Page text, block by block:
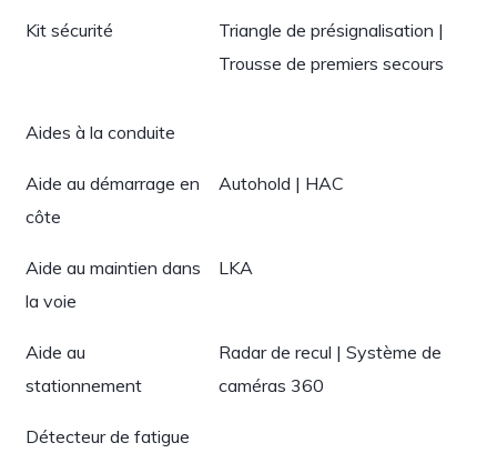
Kit sécurité
Triangle de présignalisation |
Trousse de premiers secours
Aides à la conduite
Aide au démarrage en
côte
Autohold | HAC
Aide au maintien dans
la voie
LKA
Aide au
stationnement
Radar de recul | Système de
caméras 360
Détecteur de fatigue